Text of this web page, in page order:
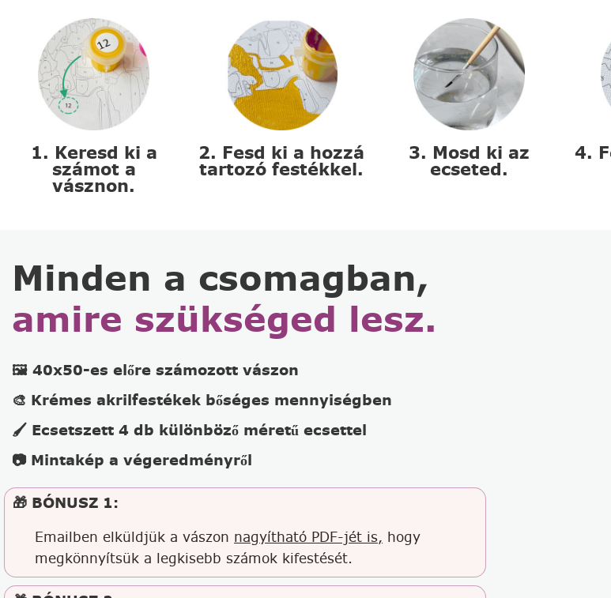
1. Keresd ki a
számot a
vásznon.
2. Fesd ki a hozzá
tartozó festékkel.
3. Mosd ki az
ecseted.
4.
Minden a csomagban,
amire szükséged lesz.
🖼️ 40x50-es előre számozott vászon
🎨 Krémes akrilfestékek bőséges mennyiségben
🖌️ Ecsetszett 4 db különböző méretű ecsettel
📷 Mintakép a végeredményről
🎁 BÓNUSZ 1:
Emailben elküldjük a vászon nagyítható PDF-jét is, hogy
megkönnyítsük a legkisebb számok kifestését.